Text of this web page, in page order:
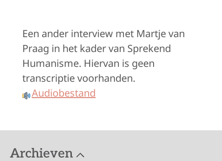
Een ander interview met Martje van
Praag in het kader van Sprekend
Humanisme. Hiervan is geen
transcriptie voorhanden.
Audiobestand
Archieven